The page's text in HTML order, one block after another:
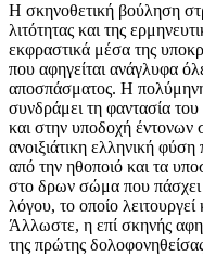
Η σκηνοθετική βούληση
λιτότητας και της
εκφραστικά μέσα της
που αφηγείται ανάγλυφα
αποσπάσματος. Η
συνδράμει τη φαντασία
και στην υποδοχή έντονων
ανοιξιάτικη ελληνική
από την ηθοποιό και τα
στο δρων σώμα που πάσχει
λόγου, το οποίο
Άλλωστε, η επί σκηνής
της πρώτης